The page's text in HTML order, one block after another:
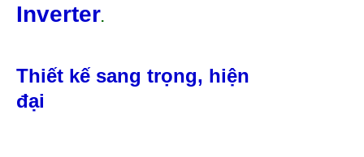
Inverter.
Thiết kế sang trọng, hiện
đại